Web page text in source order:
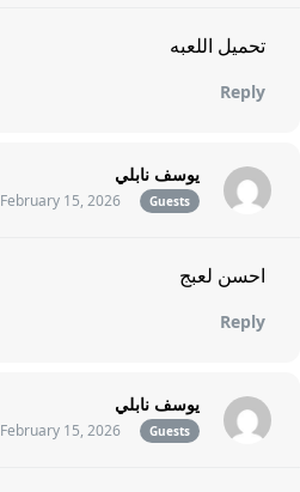
تحميل اللعبه
Reply
يوسف نابلي
Guests
February 15, 2026
احسن لعبج
Reply
يوسف نابلي
Guests
February 15, 2026